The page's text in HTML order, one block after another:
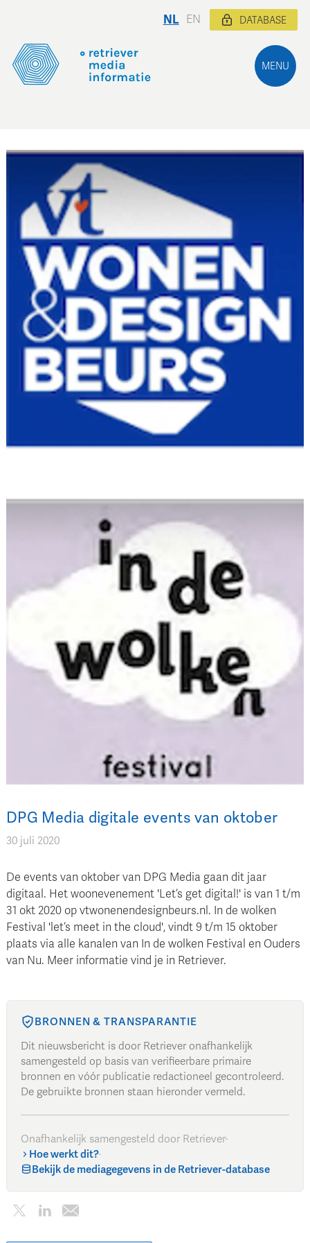
MENU
NL EN DATABASE
DPG Media digitale events van oktober
30 juli 2020
De events van oktober van DPG Media gaan dit jaar
digitaal. Het woonevenement 'Let’s get digital!' is van 1 t/m
31 okt 2020 op vtwonenendesignbeurs.nl. In de wolken
Festival 'let’s meet in the cloud', vindt 9 t/m 15 oktober
plaats via alle kanalen van In de wolken Festival en Ouders
van Nu. Meer informatie vind je in Retriever.
BRONNEN & TRANSPARANTIE
Dit nieuwsbericht is door Retriever onafhankelijk
samengesteld op basis van verifieerbare primaire
bronnen en vóór publicatie redactioneel gecontroleerd.
De gebruikte bronnen staan hieronder vermeld.
Onafhankelijk samengesteld door Retriever·
Hoe werkt dit?·
Bekijk de mediagegevens in de Retriever-database